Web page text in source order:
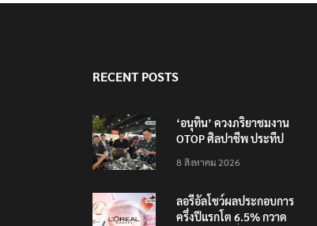
RECENT POSTS
‘อนุทิน’ ควงภริยาชมงาน
OTOP ศิลปาชีพ ประทีป
8 สิงหาคม 2026
ลอรีอัลโชว์ผลประกอบการ
ครึ่งปีแรกโต 6.5% กวาด